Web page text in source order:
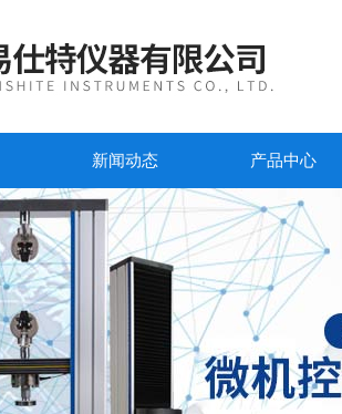
新闻动态 产品中心